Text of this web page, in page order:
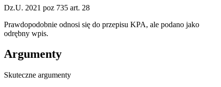
Dz.U. 2021 poz 735 art. 28
Prawdopodobnie odnosi się do przepisu KPA, ale podano jako
odrębny wpis.
Argumenty
Skuteczne argumenty